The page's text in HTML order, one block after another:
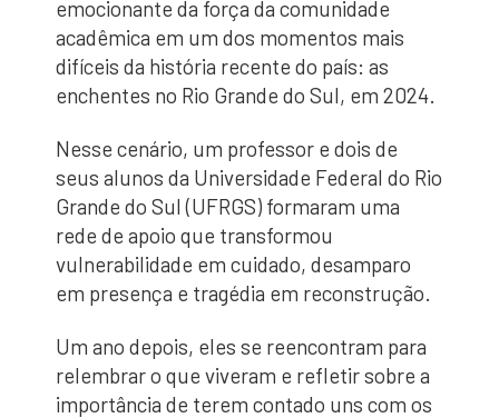
emocionante da força da comunidade
acadêmica em um dos momentos mais
difíceis da história recente do país: as
enchentes no Rio Grande do Sul, em 2024.
Nesse cenário, um professor e dois de
seus alunos da Universidade Federal do Rio
Grande do Sul (UFRGS) formaram uma
rede de apoio que transformou
vulnerabilidade em cuidado, desamparo
em presença e tragédia em reconstrução.
Um ano depois, eles se reencontram para
relembrar o que viveram e refletir sobre a
importância de terem contado uns com os